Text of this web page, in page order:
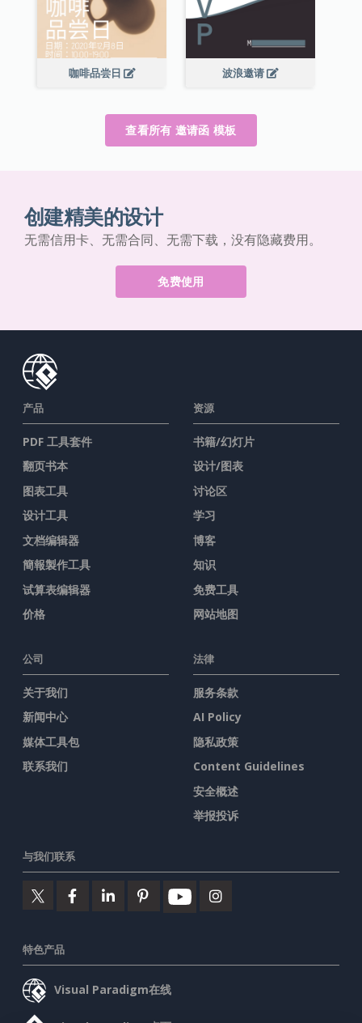
咖啡品尝日 波浪邀请
查看所有 邀请函 模板
创建精美的设计
无需信用卡、无需合同、无需下载，没有隐藏费用。
免费使用
产品
PDF 工具套件
翻页书本
图表工具
设计工具
文档编辑器
簡報製作工具
试算表编辑器
价格
资源
书籍/幻灯片
设计/图表
讨论区
学习
博客
知识
免费工具
网站地图
公司
关于我们
新闻中心
媒体工具包
联系我们
法律
服务条款
AI Policy
隐私政策
Content Guidelines
安全概述
举报投诉
与我们联系
特色产品
Visual Paradigm在线